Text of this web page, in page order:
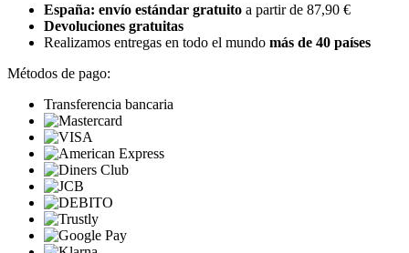
España: envío estándar gratuito a partir de 87,90 €
Devoluciones gratuitas
Realizamos entregas en todo el mundo más de 40 países
Métodos de pago:
Transferencia bancaria